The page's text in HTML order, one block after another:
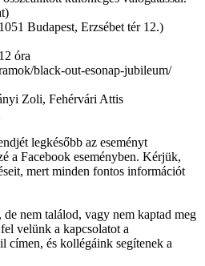
Budapest, Erzsébet tér 12.)
óra
black-out-esonap-jubileum/
Zoli, Fehérvári Attis
legkésőbb az eseményt
a Facebook eseményben. Kérjük,
mert minden fontos információt
nem találod, vagy nem kaptad meg
velünk a kapcsolatot a
címen, és kollégáink segítenek a